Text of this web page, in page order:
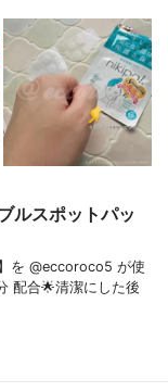
ルスポットパッ
を @eccoroco5 が使
配合🌟⁡清潔にした後